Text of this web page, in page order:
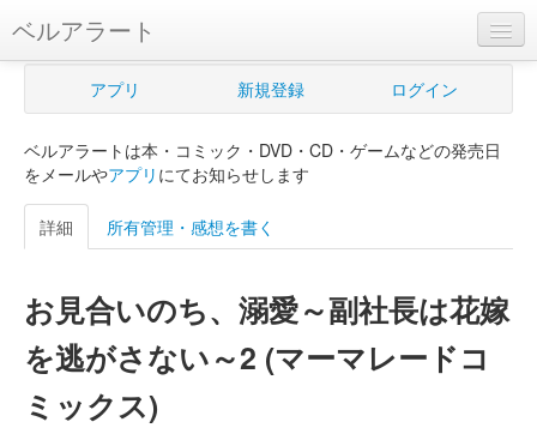
ベルアラート
ベルアラートとは
新規登録
ログイン
購入管理
Myシェルフ
プレミアム
アプリ 新規登録 ログイン
ベルアラートは本・コミック・DVD・CD・ゲームなどの発売日
をメールやアプリ にてお知らせします
詳細 所有管理・感想を書く
お見合いのち、溺愛～副社長は花嫁
を逃がさない～2 (マーマレードコ
ミックス)